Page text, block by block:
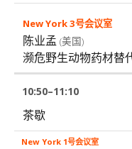
陈业孟 (美国)
濒危野生动物药材替
10:50–11:10
茶歇